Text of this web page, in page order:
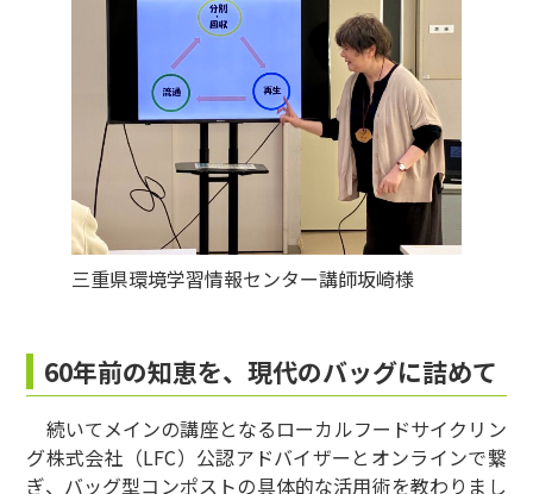
三重県環境学習情報センター講師坂崎様
60年前の知恵を、現代のバッグに詰めて
続いてメインの講座となるローカルフードサイクリン
グ株式会社（LFC）公認アドバイザーとオンラインで繋
ぎ、バッグ型コンポストの具体的な活用術を教わりまし